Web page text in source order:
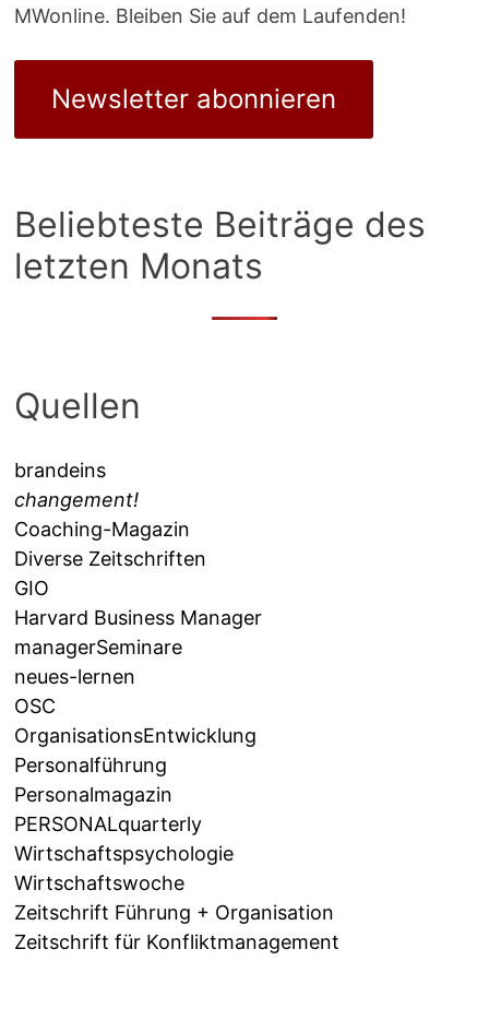
MWonline. Bleiben Sie auf dem Laufenden!
Newsletter abonnieren
Beliebteste Beiträge des
letzten Monats
Quellen
brandeins
changement!
Coaching-Magazin
Diverse Zeitschriften
GIO
Harvard Business Manager
managerSeminare
neues-lernen
OSC
OrganisationsEntwicklung
Personalführung
Personalmagazin
PERSONALquarterly
Wirtschaftspsychologie
Wirtschaftswoche
Zeitschrift Führung + Organisation
Zeitschrift für Konfliktmanagement